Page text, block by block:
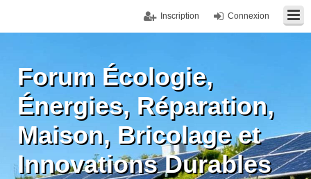
Connexion
Inscription
Forum Écologie,
Énergies, Réparation,
Maison, Bricolage et
Innovations Durables